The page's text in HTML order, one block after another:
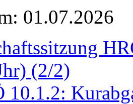
01.07.2026
(2/2)
10.1.2: